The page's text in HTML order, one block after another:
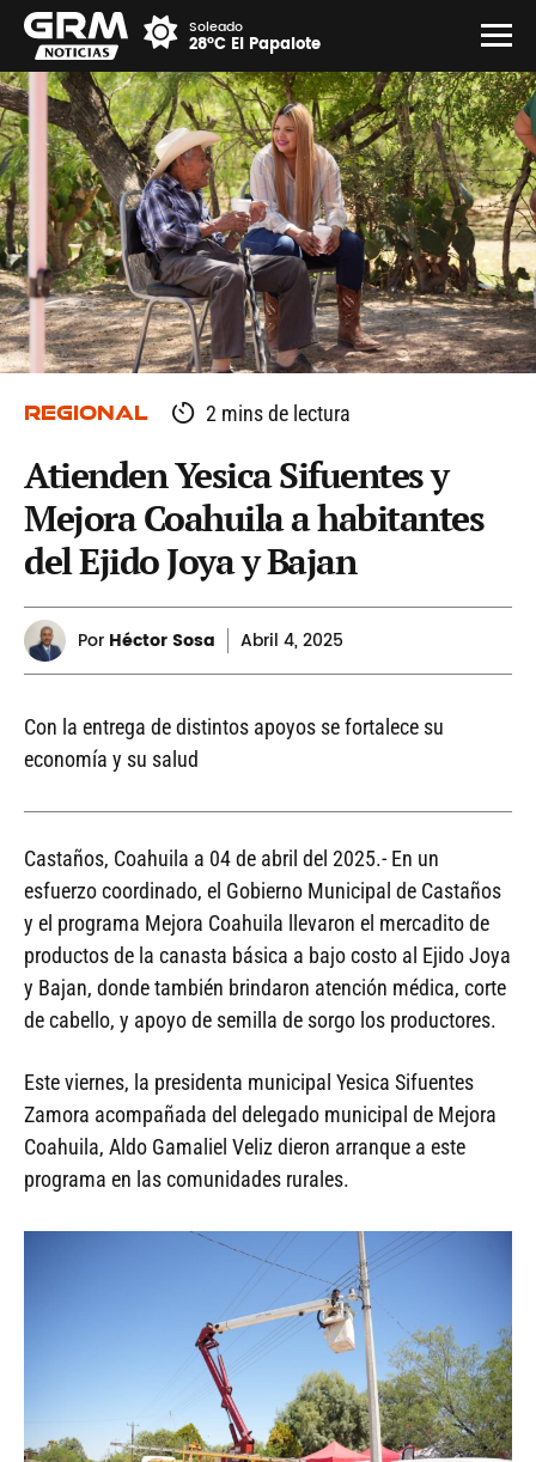
Soleado
28°C El Papalote
REGIONAL 2 mins de lectura
Atienden Yesica Sifuentes y
Mejora Coahuila a habitantes
del Ejido Joya y Bajan
Por Héctor Sosa Abril 4, 2025
Con la entrega de distintos apoyos se fortalece su
economía y su salud
Castaños, Coahuila a 04 de abril del 2025.- En un
esfuerzo coordinado, el Gobierno Municipal de Castaños
y el programa Mejora Coahuila llevaron el mercadito de
productos de la canasta básica a bajo costo al Ejido Joya
y Bajan, donde también brindaron atención médica, corte
de cabello, y apoyo de semilla de sorgo los productores.
Este viernes, la presidenta municipal Yesica Sifuentes
Zamora acompañada del delegado municipal de Mejora
Coahuila, Aldo Gamaliel Veliz dieron arranque a este
programa en las comunidades rurales.